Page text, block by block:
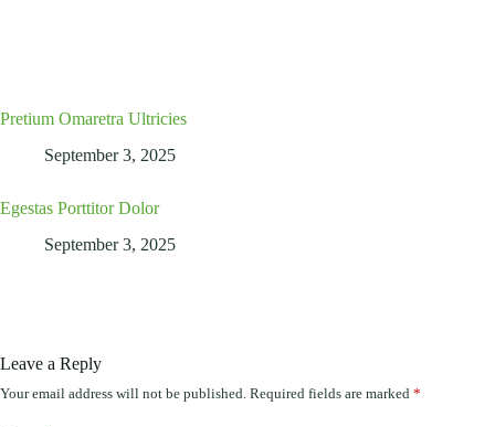
Pretium Omaretra Ultricies
September 3, 2025
Egestas Porttitor Dolor
September 3, 2025
Leave a Reply
Your email address will not be published. Required fields are marked *